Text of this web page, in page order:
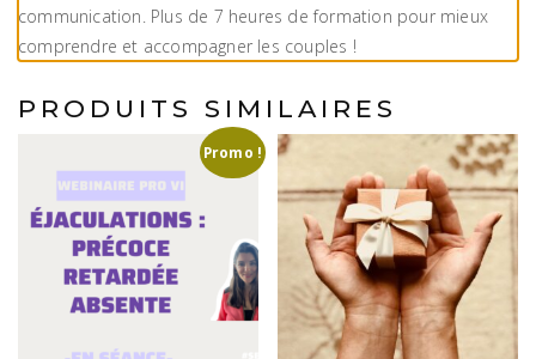
communication. Plus de 7 heures de formation pour mieux
comprendre et accompagner les couples !
PRODUITS SIMILAIRES
Promo !